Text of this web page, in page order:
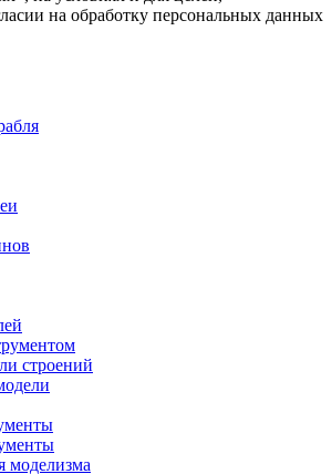
на обработку персональных данных
строений
моделизма